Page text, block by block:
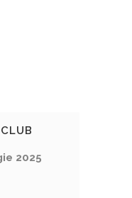
2025